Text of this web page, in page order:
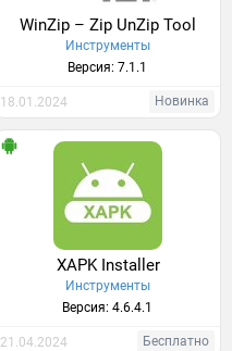
WinZip – Zip UnZip Tool
Инструменты
Версия: 7.1.1
18.01.2024 Новинка
XAPK Installer
Инструменты
Версия: 4.6.4.1
21.04.2024 Бесплатно